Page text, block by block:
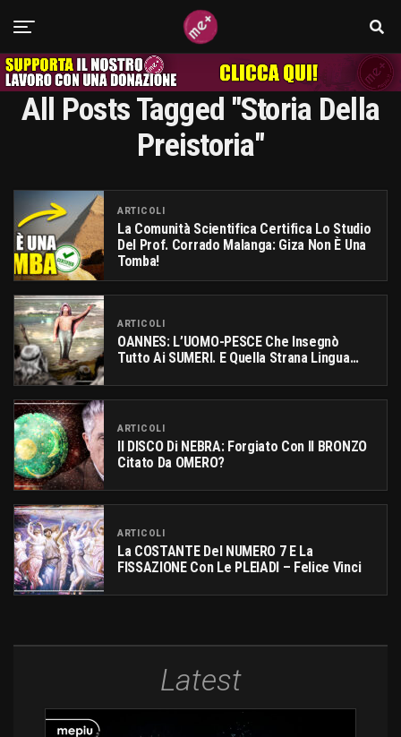
All Posts Tagged "storia Della
Preistoria"
ARTICOLI
La Comunità Scientifica Certifica Lo Studio
Del Prof. Corrado Malanga: Giza Non È Una
Tomba!
ARTICOLI
OANNES: L’UOMO-PESCE Che Insegnò
Tutto Ai SUMERI. E Quella Strana Lingua…
ARTICOLI
Il DISCO Di NEBRA: Forgiato Con Il BRONZO
Citato Da OMERO?
ARTICOLI
La COSTANTE Del NUMERO 7 E La
FISSAZIONE Con Le PLEIADI – Felice Vinci
Latest